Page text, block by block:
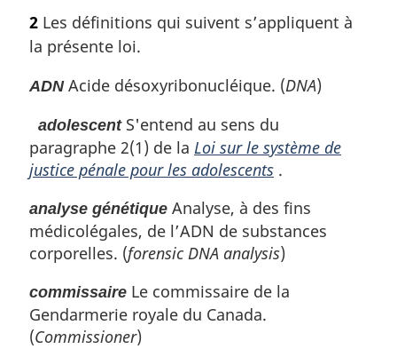
a
:
t
e
a
i
n
a
l
e
2 Les définitions qui suivent s’appliquent à
la présente loi.
ADNAcide désoxyribonucléique. (DNA)
adolescentS'entend au sens du
paragraphe 2(1) de la Loi sur le système de
justice pénale pour les adolescents .
analyse génétique Analyse, à des fins
médicolégales, de l’ADN de substances
corporelles. (forensic DNA analysis)
commissaire Le commissaire de la
Gendarmerie royale du Canada.
(Commissioner)